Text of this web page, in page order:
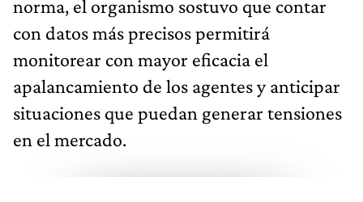
norma, el organismo sostuvo que contar
con datos más precisos permitirá
monitorear con mayor eficacia el
apalancamiento de los agentes y anticipar
situaciones que puedan generar tensiones
en el mercado.